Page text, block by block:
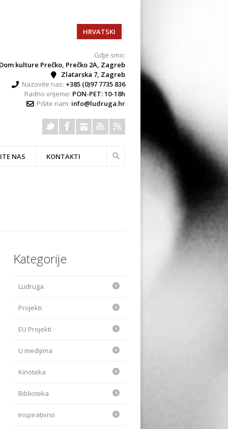
HRVATSKI
Gdje smo:
kulture Prečko, Prečko 2A, Zagreb
Zlatarska 7, Zagreb
Nazovite nas: +385 (0)97 7735 836
Radno vrijeme: PON-PET: 10-18h
Pišite nam: info@ludruga.hr
NAS KONTAKTI
Kategorije
Ludruga
Projekti
EU Projekti
U medijima
Kinoteka
Biblioteka
Inspirativno